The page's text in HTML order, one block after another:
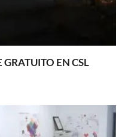
EN CSL